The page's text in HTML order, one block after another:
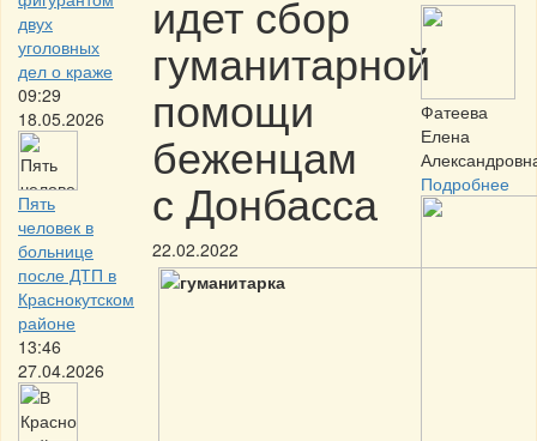
двух
уголовных
дел о краже
09:29
18.05.2026
Пять
человек в
больнице
после ДТП в
Краснокутском
районе
13:46
27.04.2026
идет сбор
гуманитарной
помощи
беженцам
с Донбасса
22.02.2022
Фатеева
Елена
Подробнее